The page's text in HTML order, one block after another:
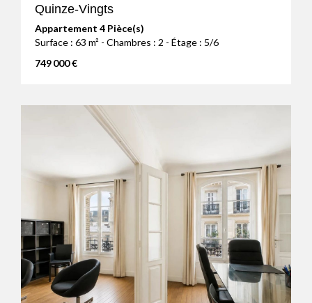
Quinze-Vingts
Appartement 4 Pièce(s)
Surface : 63 m² - Chambres : 2 - Étage : 5/6
749 000 €